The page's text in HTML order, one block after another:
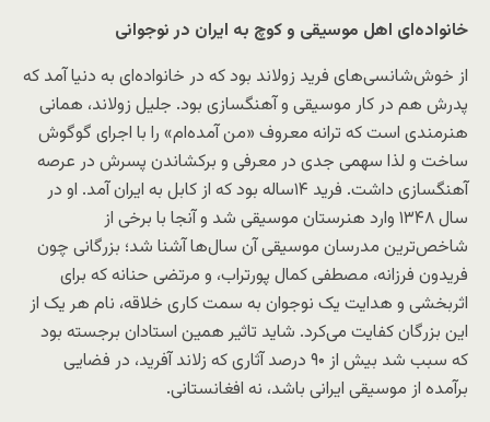
خانواده‌ای اهل موسیقی و کوچ به ایران در نوجوانی
از خوش‌شانسی‌های فرید زولاند بود که در خانواده‌ای به دنیا آمد که
پدرش هم در کار موسیقی و آهنگسازی بود. جلیل زولاند، همانی
هنرمندی است که ترانه معروف «من آمده‌ام» را با اجرای گوگوش
ساخت و لذا سهمی جدی در معرفی و برکشاندن پسرش در عرصه
آهنگسازی داشت. فرید ۱۴ساله بود که از کابل به ایران آمد. او در
سال ۱۳۴۸ وارد هنرستان موسیقی شد و آنجا با برخی از
شاخص‌ترین مدرسان موسیقی آن سال‌ها آشنا شد؛ بزرگانی چون
فریدون فرزانه، مصطفی کمال پورتراب، و مرتضی‌ حنانه که برای
اثربخشی و هدایت یک نوجوان به سمت کاری خلاقه، نام هر یک از
این بزرگان کفایت می‌کرد. شاید تاثیر همین استادان برجسته بود
که سبب شد بیش از ۹۰ درصد آثاری که زلاند آفرید، در فضایی
برآمده از موسیقی ایرانی باشد، نه افغانستانی.